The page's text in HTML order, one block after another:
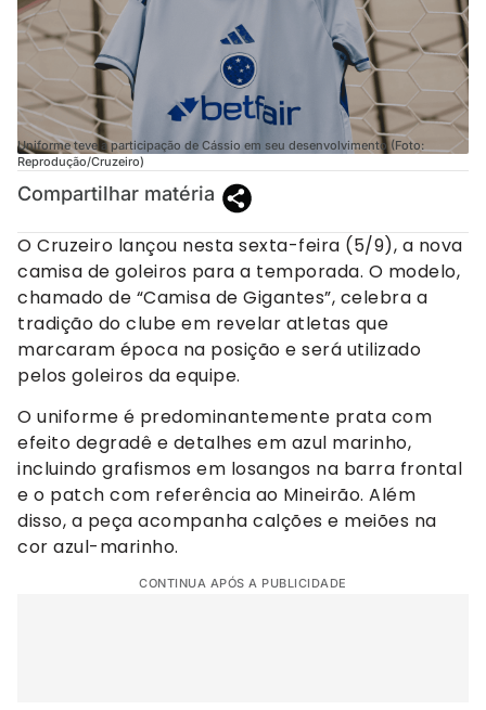
Uniforme teve a participação de Cássio em seu desenvolvimento (Foto:
Reprodução/Cruzeiro)
Compartilhar matéria
O Cruzeiro lançou nesta sexta-feira (5/9), a nova
camisa de goleiros para a temporada. O modelo,
chamado de “Camisa de Gigantes”, celebra a
tradição do clube em revelar atletas que
marcaram época na posição e será utilizado
pelos goleiros da equipe.
O uniforme é predominantemente prata com
efeito degradê e detalhes em azul marinho,
incluindo grafismos em losangos na barra frontal
e o patch com referência ao Mineirão. Além
disso, a peça acompanha calções e meiões na
cor azul-marinho.
CONTINUA APÓS A PUBLICIDADE